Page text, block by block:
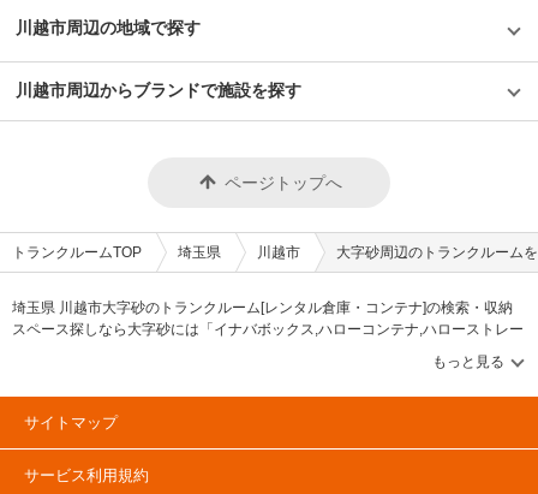
川越市周辺の地域で探す
川越市周辺からブランドで施設を探す
ページトップへ
トランクルームTOP 埼玉県 川越市 大字砂周辺のトランクルーム
埼玉県 川越市大字砂のトランクルーム[レンタル倉庫・コンテナ]の検索・収納
スペース探しなら大字砂には「イナバボックス,ハローコンテナ,ハローストレー
ジ,マリンボックス」等のブランドが掲載されています。借りたい地域から探し
て、広さ・料金[賃料]・セキュリティ・空調完備・24時間出し入れ可能などの希
望条件で絞込み！豊富な物件数から様々な方法でご希望の収納スペースを簡単
に探せるトランクルーム情報サイトです。大字砂で気になるトランクルームを
サイトマップ
サービス利用規約